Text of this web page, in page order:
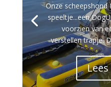
Onze
speeltje...een
voorzien van
verstellen trapje.